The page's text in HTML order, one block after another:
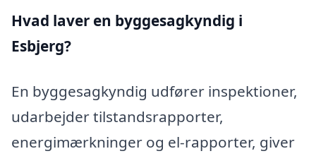
Hvad laver en byggesagkyndig i
Esbjerg?
En byggesagkyndig udfører inspektioner,
udarbejder tilstandsrapporter,
energimærkninger og el-rapporter, giver